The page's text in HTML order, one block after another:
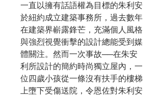
一直以擁有話語權為目標的朱利安
於紐約成立建築事務所，過去數年
在建築界嶄露鋒芒，充滿個人風格
與強烈視覺衝擊的設計總能受到媒
體關注。然而一次事故──在朱安
利所設計的簡約時尚獨立屋內，一
位四歲小孩從一條沒有扶手的樓梯
上墮下受傷送院，令恩佐對朱利安